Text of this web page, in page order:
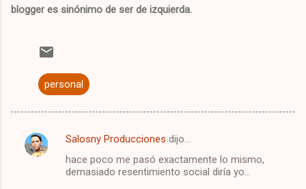
blogger es sinónimo de ser de izquierda.
personal
C
Salosny Producciones dijo…
hace poco me pasó exactamente lo mismo,
demasiado resentimiento social diría yo...